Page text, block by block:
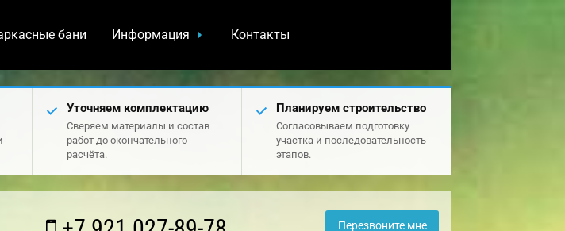
бани Информация Контакты
Уточняем комплектацию
Сверяем материалы и состав
работ до окончательного
расчёта.
Планируем строительство
Согласовываем подготовку
участка и последовательность
этапов.
Перезвоните мне